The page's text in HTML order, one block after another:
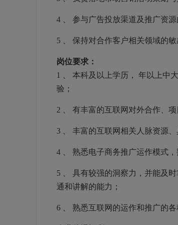
4 、 参与广告投放渠道及推广资
5 、 保持对合作客户相关领域的
岗位要求：
1
、 本科及以上学历， 年以上中
验；
2 、 有丰富的互联网对外合作、
3 、 丰富的互联网相关人脉资源
4 、 熟悉电子商务推广运作模式
5
、 具有较强的洞察力，并能及
通和讲解的能力；
6 、 熟悉互联网的运作和推广的